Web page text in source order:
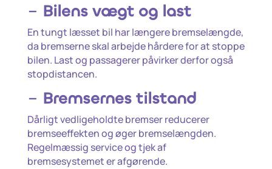
– Bilens vægt og last
En tungt læsset bil har længere bremselængde,
da bremserne skal arbejde hårdere for at stoppe
bilen. Last og passagerer påvirker derfor også
stopdistancen.
– Bremsernes tilstand
Dårligt vedligeholdte bremser reducerer
bremseeffekten og øger bremselængden.
Regelmæssig service og tjek af
bremsesystemet er afgørende.